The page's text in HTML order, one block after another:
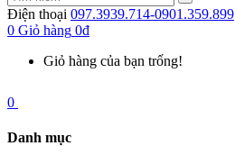
Điện thoại 097.3939.714-0901.359.899
0 Giỏ hàng 0đ
Giỏ hàng của bạn trống!
0
Danh mục